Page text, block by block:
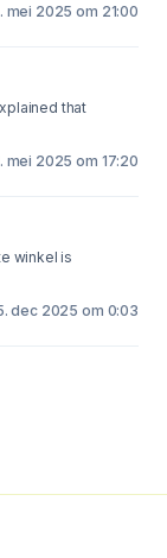
mei 2025 om 21:00
that
mei 2025 om 17:20
winkel is
dec 2025 om 0:03